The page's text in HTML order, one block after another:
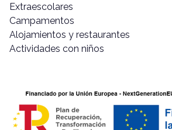
Extraescolares
Campamentos
Alojamientos y restaurantes
Actividades con niños